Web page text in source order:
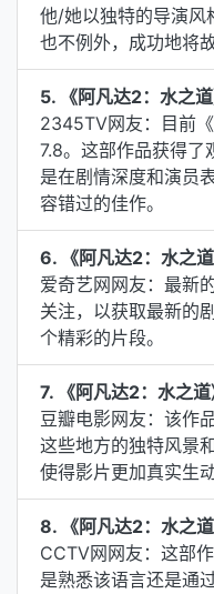
他/她以独特的导演风
也不例外，成功地将
5. 《阿凡达2：水之道
2345TV网友：目前
7.8。这部作品获得了
是在剧情深度和演员
容错过的佳作。
6. 《阿凡达2：水之
爱奇艺网网友：最新
关注，以获取最新的
个精彩的片段。
7. 《阿凡达2：水之
豆瓣电影网友：该作
这些地方的独特风景
使得影片更加真实生动
8. 《阿凡达2：水之
CCTV网网友：这部
是熟悉该语言还是通